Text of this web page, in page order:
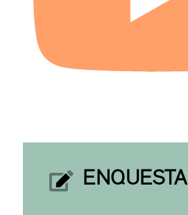
ENQUESTA